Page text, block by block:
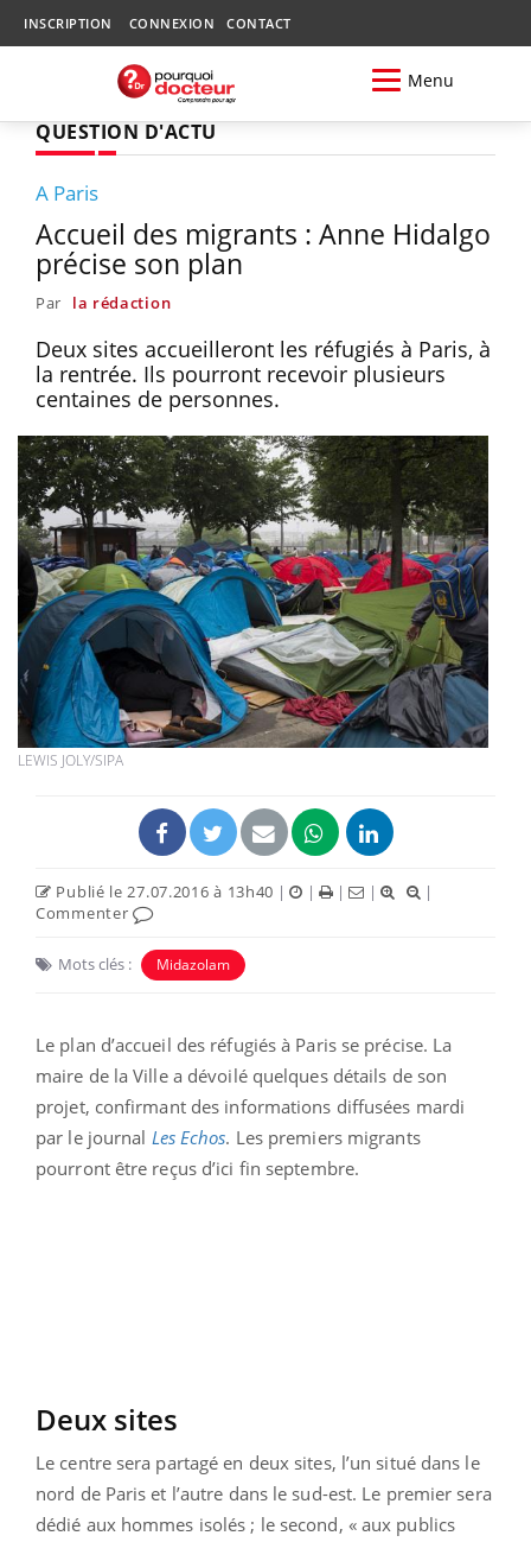
INSCRIPTION CONNEXION CONTACT
Menu
QUESTION D'ACTU
A Paris
Accueil des migrants : Anne Hidalgo
précise son plan
Par la rédaction
Deux sites accueilleront les réfugiés à Paris, à
la rentrée. Ils pourront recevoir plusieurs
centaines de personnes.
LEWIS JOLY/SIPA
Publié le 27.07.2016 à 13h40 | | | |
|
Commenter
Mots clés : Midazolam
Le plan d’accueil des réfugiés à Paris se précise. La
maire de la Ville a dévoilé quelques détails de son
projet, confirmant des informations diffusées mardi
par le journal Les Echos. Les premiers migrants
pourront être reçus d’ici fin septembre.
Deux sites
Le centre sera partagé en deux sites, l’un situé dans le
nord de Paris et l’autre dans le sud-est. Le premier sera
dédié aux hommes isolés ; le second, « aux publics